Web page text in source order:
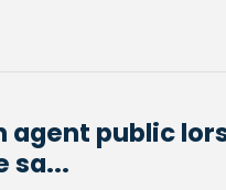
agent public
sa...